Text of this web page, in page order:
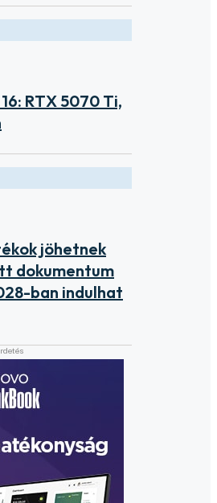
RTX 5070 Ti,
jöhetnek
dokumentum
ban indulhat